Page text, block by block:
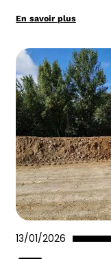
En savoir plus
13/01/2026